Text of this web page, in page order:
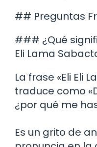
## Preguntas
### ¿Qué
Eli Lama
La frase «Eli Eli
traduce como
¿por qué me
Es un grito de